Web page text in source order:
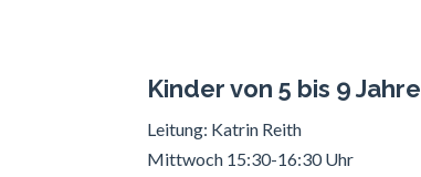
Kinder von 5 bis 9 Jahre
Leitung: Katrin Reith
Mittwoch 15:30-16:30 Uhr